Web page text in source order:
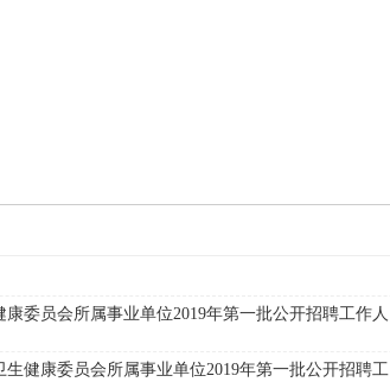
康委员会所属事业单位2019年第一批公开招聘工作人
生健康委员会所属事业单位2019年第一批公开招聘工